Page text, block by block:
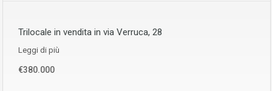
Trilocale in vendita in via Verruca, 28
Leggi di più
€380.000